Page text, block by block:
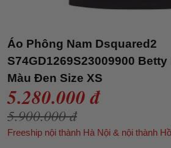
Áo Phông Nam Dsquared2
S74GD1269S23009900
Màu Đen Size XS
5.280.000 đ
5.900.000 đ
Freeship nội thành Hà Nội & nội thành